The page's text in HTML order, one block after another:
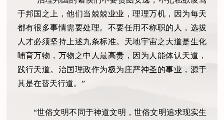
于邦国之上，他们当兢兢业业，理理万机，因为每天
都有很多事情需要处理。不要任用不称职的人，选拔
人才必须坚持上述九条标准。天地宇宙之大道是生化
哺育万物，万物之中人最高贵，因为人能体认天道，
践行天道。治国理政作为极为庄严神圣的事业，源于
其是在替天行道。”
“世俗文明不同于神道文明，世俗文明追求现实生